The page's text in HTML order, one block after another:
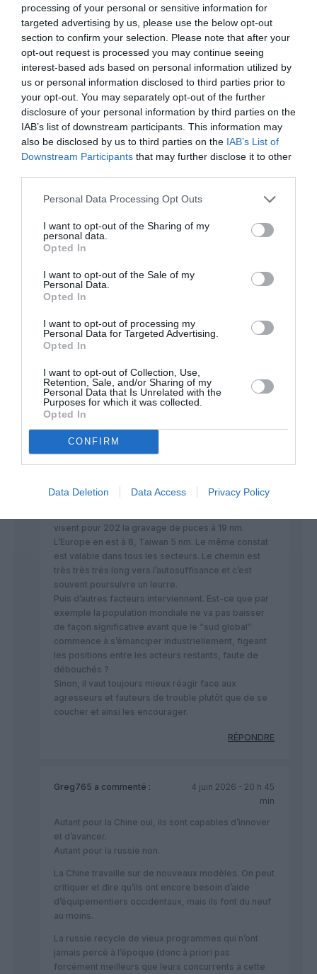
processing of your personal or sensitive information for
targeted advertising by us, please use the below opt-out
section to confirm your selection. Please note that after your
opt-out request is processed you may continue seeing
interest-based ads based on personal information utilized by
us or personal information disclosed to third parties prior to
your opt-out. You may separately opt-out of the further
disclosure of your personal information by third parties on the
IAB’s list of downstream participants. This information may
also be disclosed by us to third parties on the IAB’s List of
Downstream Participants that may further disclose it to other
Personal Data Processing Opt Outs
I want to opt-out of the Sharing of my
personal data.
Opted In
I want to opt-out of the Sale of my
Personal Data.
Opted In
I want to opt-out of processing my
Personal Data for Targeted Advertising.
Opted In
I want to opt-out of Collection, Use,
Retention, Sale, and/or Sharing of my
Personal Data that Is Unrelated with the
Purposes for which it was collected.
Opted In
CONFIRM
Data Deletion Data Access Privacy Policy
13 h 31 min
Comme vous le dites vous
même, il s’agit d’un concept
politique et non d’un groupe
économique uniforme. Il ne s’agit
pas d’une catégorie homogène.
Bref, l’ignard que je suis
comprend bien qu’il s’agit d’un
concept flou, et assez libre
d’interprétation. Et c’est d’ailleurs
ce que sous-entend votre
donner une définition claire,
pas le cas ici (joli le copier coller
au passage).
temps les pays en voie de
Sinon, juste comme ça, qualifer la
Chine de puissance émergente,
(Même poir l’Inde c’est limite)
min
visent pour 202 la gravage de puces à 19 nm.
L’Europe en est à 8, Taiwan 5 nm. Le même constat
est valable dans tous les secteurs. Le chemin est
très très très long vers l’autosuffisance et c’est
souvent poursuivre un leurre.
Puis d’autres facteurs interviennent. Est-ce que par
exemple la population mondiale ne va pas baisser
de façon significative avant que le “sud global”
commence à s’émanciper industriellement, figeant
les positions entre les acteurs restants, faute de
débouchés ?
Sinon, il vaut toujours mieux réagir face aux
agresseurs et fauteurs de trouble plutôt que de se
coucher et ainsi les encourager.
RÉPONDRE
Greg765 a commenté :
4 juin 2026 - 20 h 45
min
Autant pour la Chine oui, ils sont capables d’innover
et d’avancer.
Autant pour la russie non.
La Chine travaille sur de nouveaux modèles. On peut
critiquer et dire qu’ils ont encore besoin d’aide
d’équipementiers occidentaux, mais ils font du neuf
au moins.
La russie recycle de vieux programmes qui n’ont
jamais percé à l’époque (donc à priori pas
forcément meilleurs que leurs concurrents à cette